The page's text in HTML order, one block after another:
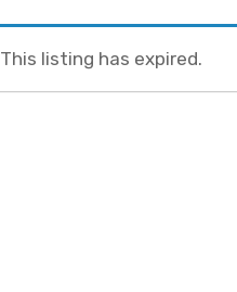
This listing has expired.